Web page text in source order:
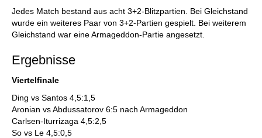
Jedes Match bestand aus acht 3+2-Blitzpartien. Bei Gleichstand
wurde ein weiteres Paar von 3+2-Partien gespielt. Bei weiterem
Gleichstand war eine Armageddon-Partie angesetzt.
Ergebnisse
Viertelfinale
Ding vs Santos 4,5:1,5
Aronian vs Abdussatorov 6:5 nach Armageddon
Carlsen-Iturrizaga 4,5:2,5
So vs Le 4,5:0,5